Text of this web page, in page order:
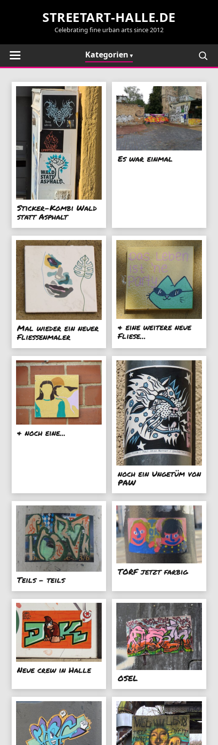
STREETART-HALLE.DE
Celebrating fine urban arts since 2012
Kategorien
Sticker-Kombi Wald
statt Asphalt
Es war einmal
Mal wieder ein neuer
Fliessenmaler
& eine weitere neue
Fliese...
& noch eine...
noch ein Ungetüm von
PAW
Teils - teils
TORF jetzt farbig
Neue crew in Halle
OSEL